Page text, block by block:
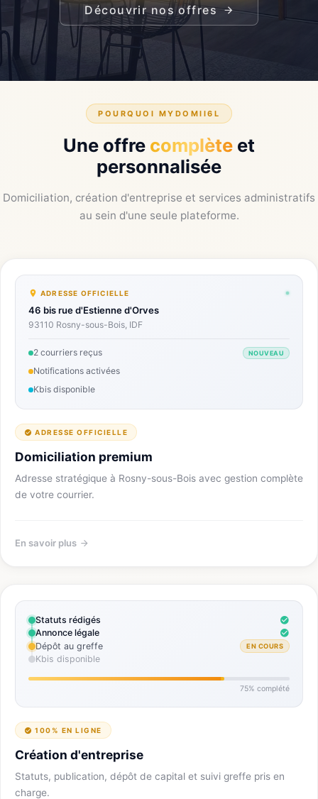
Découvrir nos offres
POURQUOI MYDOMII6L
Une offre complète et
personnalisée
Domiciliation, création d'entreprise et services administratifs
au sein d'une seule plateforme.
ADRESSE OFFICIELLE
46 bis rue d'Estienne d'Orves
93110 Rosny-sous-Bois, IDF
2 courriers reçus NOUVEAU
Notifications activées
Kbis disponible
ADRESSE OFFICIELLE
Domiciliation premium
Adresse stratégique à Rosny-sous-Bois avec gestion complète
de votre courrier.
En savoir plus
Statuts rédigés
Annonce légale
Dépôt au greffe
EN COURS
Kbis disponible
75% complété
100% EN LIGNE
Création d'entreprise
Statuts, publication, dépôt de capital et suivi greffe pris en
charge.